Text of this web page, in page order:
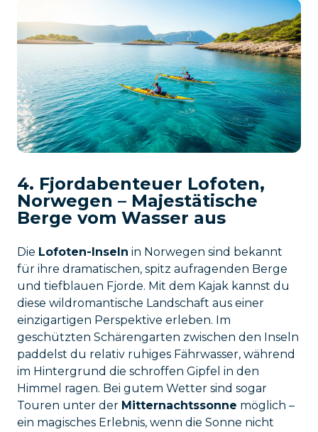
4. Fjordabenteuer Lofoten,
Norwegen – Majestätische
Berge vom Wasser aus
Die Lofoten-Inseln in Norwegen sind bekannt
für ihre dramatischen, spitz aufragenden Berge
und tiefblauen Fjorde. Mit dem Kajak kannst du
diese wildromantische Landschaft aus einer
einzigartigen Perspektive erleben. Im
geschützten Schärengarten zwischen den Inseln
paddelst du relativ ruhiges Fährwasser, während
im Hintergrund die schroffen Gipfel in den
Himmel ragen. Bei gutem Wetter sind sogar
Touren unter der Mitternachtssonne möglich –
ein magisches Erlebnis, wenn die Sonne nicht